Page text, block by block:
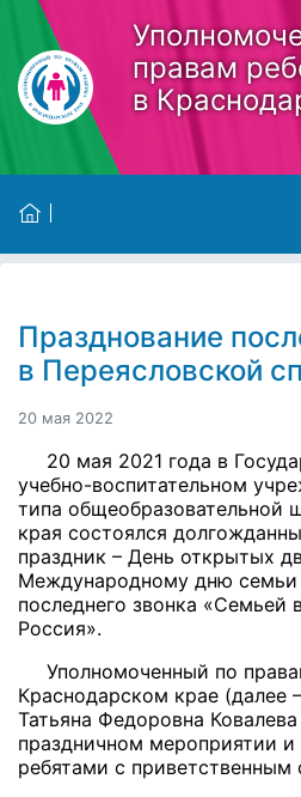
Skip to main content
правам
в
Празднование
в Переясловской
20 мая 2022
20 мая 2021 года в
учебно-воспитательном
типа общеобразовательной
края состоялся
праздник – День открытых
Международному дню семьи
последнего звонка «Семьей
Россия».
Уполномоченный по
Краснодарском крае
Татьяна Федоровна
праздничном мероприятии
ребятами с приветственным